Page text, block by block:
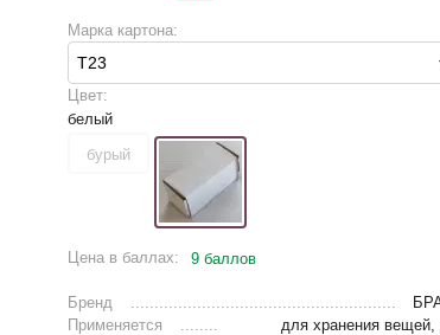
Марка картона:
Цвет:
белый
бурый
Цена в баллах: 9 баллов
Бренд
Применяется
для хранения вещей,